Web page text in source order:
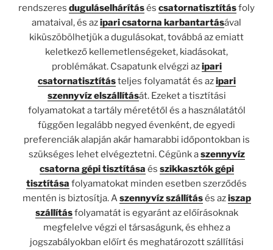
rendszeres duguláselhárításés csatornatisztításfoly
amataival, és azipari csatorna karbantartásával
kiküszöbölhetjük a dugulásokat, továbbá az emiatt
keletkező kellemetlenségeket, kiadásokat,
problémákat. Csapatunk elvégzi azipari
csatornatisztításteljes folyamatát és azipari
szennyvíz elszállítását. Ezeket a tisztítási
folyamatokat a tartály méretétől és a használatától
függően legalább negyed évenként, de egyedi
preferenciák alapján akár hamarabbi időpontokban is
szükséges lehet elvégeztetni. Cégünk aszennyvíz
csatorna gépi tisztítása és szikkasztók gépi
tisztítása folyamatokat minden esetben szerződés
mentén is biztosítja. Aszennyvíz szállításés aziszap
szállításfolyamatát is egyaránt az előírásoknak
megfelelve végzi el társaságunk, és ehhez a
jogszabályokban előírt és meghatározott szállítási